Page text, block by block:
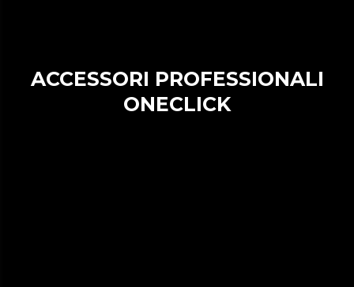
ACCESSORI PROFESSIONALI
ONECLICK